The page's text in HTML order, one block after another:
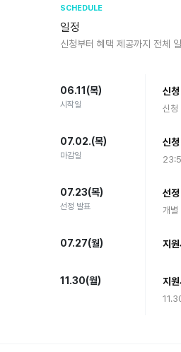
SCHEDULE
일정
신청부터 혜택 제공까지 전체
06.11(목)
시작일
신
신
07.02.(목)
마감일
신
07.23(목)
선정 발표
선정
개별
07.27(월) 지
11.30(월) 지